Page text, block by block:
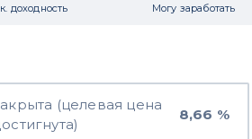
доходность Могу заработать
(целевая цена
8,66 %